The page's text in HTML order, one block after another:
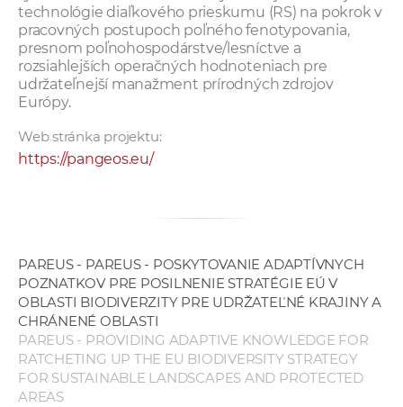
technológie diaľkového prieskumu (RS) na pokrok v
pracovných postupoch poľného fenotypovania,
presnom poľnohospodárstve/lesníctve a
rozsiahlejších operačných hodnoteniach pre
udržateľnejší manažment prírodných zdrojov
Európy.
Web stránka projektu:
https://pangeos.eu/
PAREUS - PAREUS - POSKYTOVANIE ADAPTÍVNYCH
POZNATKOV PRE POSILNENIE STRATÉGIE EÚ V
OBLASTI BIODIVERZITY PRE UDRŽATEĽNÉ KRAJINY A
CHRÁNENÉ OBLASTI
PAREUS - PROVIDING ADAPTIVE KNOWLEDGE FOR
RATCHETING UP THE EU BIODIVERSITY STRATEGY
FOR SUSTAINABLE LANDSCAPES AND PROTECTED
AREAS